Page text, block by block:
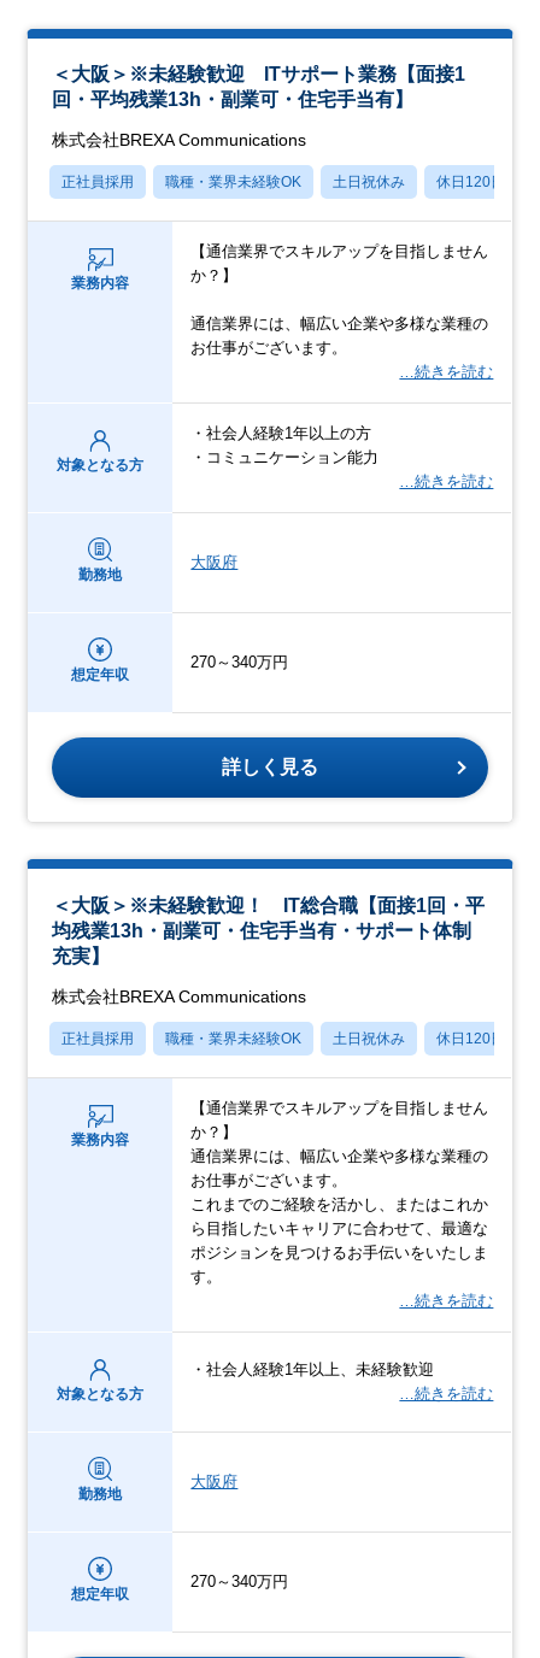
＜大阪＞※未経験歓迎 ITサポート業務【面接1
回・平均残業13h・副業可・住宅手当有】
株式会社BREXA Communications
正社員採用 職種・業界未経験OK 土日祝休み 休日120日以上
業務内容
【通信業界でスキルアップを目指しません
か？】
通信業界には、幅広い企業や多様な業種の
お仕事がございます。
…続きを読む
対象となる方
・社会人経験1年以上の方
・コミュニケーション能力
…続きを読む
勤務地
大阪府
想定年収
270～340万円
詳しく見る
＜大阪＞※未経験歓迎！ IT総合職【面接1回・平
均残業13h・副業可・住宅手当有・サポート体制
充実】
株式会社BREXA Communications
正社員採用 職種・業界未経験OK 土日祝休み 休日120日以上
業務内容
【通信業界でスキルアップを目指しません
か？】
通信業界には、幅広い企業や多様な業種の
お仕事がございます。
これまでのご経験を活かし、またはこれか
ら目指したいキャリアに合わせて、最適な
ポジションを見つけるお手伝いをいたしま
す。
…続きを読む
対象となる方
・社会人経験1年以上、未経験歓迎
…続きを読む
勤務地
大阪府
想定年収
270～340万円